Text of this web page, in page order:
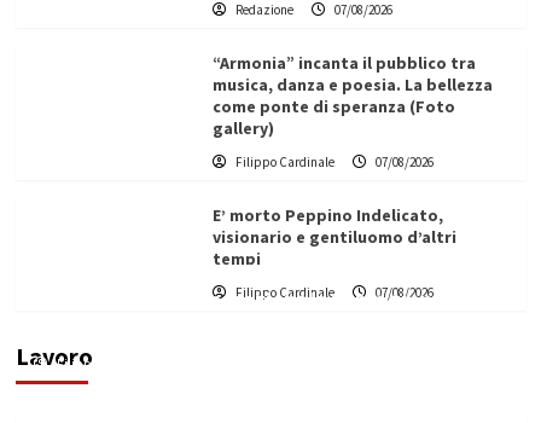
Redazione 07/08/2026
“Armonia” incanta il pubblico tra
musica, danza e poesia. La bellezza
come ponte di speranza (Foto
gallery)
Filippo Cardinale 07/08/2026
E’ morto Peppino Indelicato,
visionario e gentiluomo d’altri
tempi
Filippo Cardinale 07/08/2026
Lavoro
L’ingegnere saccense Buscarnera partner chiave
di un progetto transnazionale per la transizione
Filippo Cardinale